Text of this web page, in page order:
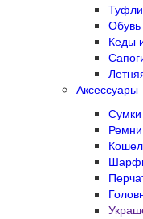
Туфли
Кеды
Аксессуары
Сумки
Ремни